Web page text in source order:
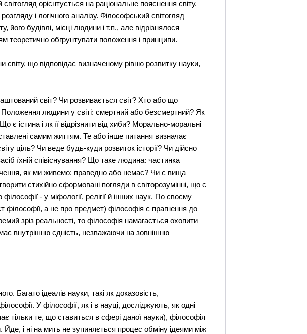
орієнтується на раціональне пояснення світу.
і логічного аналізу. Філософський світогляд
його будівлі, місці людини і т.п., але відрізнялося
теоретично обгрунтувати положення і принципи.
світу, що відповідає визначеному рівню розвитку науки,
світ? Чи розвивається світ? Хто або що
Положення людини у світі: смертний або безсмертний? Як
істина і як її відрізнити від хиби? Морально-моральні
самим життям. Те або інше питання визначає
ціль? Чи веде будь-куди розвиток історії? Чи дійсно
їхній співіснування? Що таке людина: частинка
як ми живемо: праведно або немає? Чи є вища
стихійно сформовані погляди в світорозумінні, що є
- у міфології, релігії й інших наук. По своєму
а не про предмет) філософія є прагнення до
зріз реальності, то філософія намагається охопити
внутрішню єдність, незважаючи на зовнішню
Багато ідеалів науки, такі як доказовість,
У філософії, як і в науці, досліджують, як одні
те, що ставиться в сфері даної науки), філософія
і ні на мить не зупиняється процес обміну ідеями між